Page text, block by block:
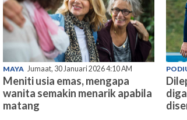
MAYA Jumaat, 30 Januari 2026 4:10 AM
Meniti usia emas, mengapa
wanita semakin menarik apabila
matang